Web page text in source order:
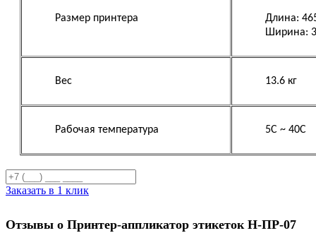
Размер принтера
Длина:
Ширина:
Вес 13.6 кг
Рабочая температура 5С ~ 40С
Заказать в 1 клик
Отзывы о Принтер-аппликатор этикеток Н-ПР-07